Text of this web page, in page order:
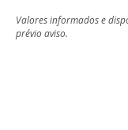
Valores informados e
prévio aviso.